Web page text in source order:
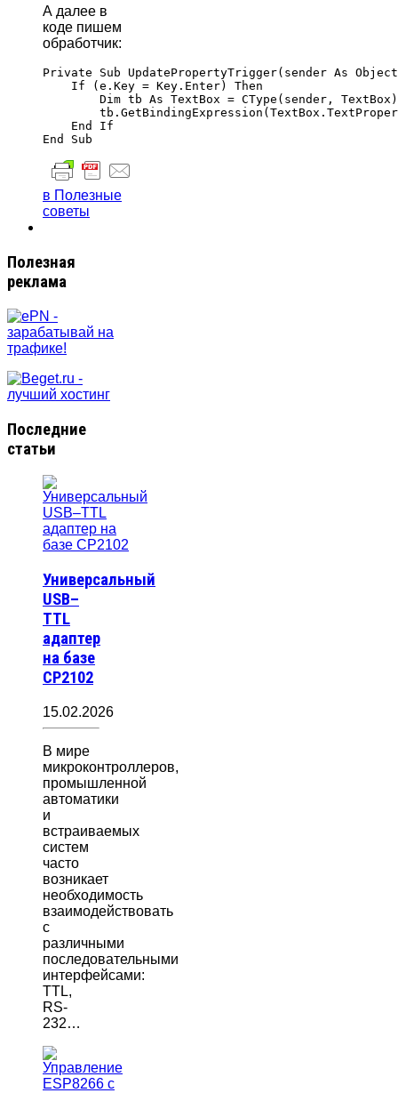
А далее в
коде пишем
обработчик:
Private Sub UpdatePropertyTrigger(sender As
    If (e.Key = Key.Enter) Then
        Dim tb As TextBox = CType(sender, TextBox)
    End If
в Полезные
советы
Полезная
реклама
Последние
статьи
Универсальный
USB–
TTL
адаптер
на базе
CP2102
15.02.2026
В мире
микроконтроллеров,
промышленной
автоматики
и
встраиваемых
систем
часто
возникает
необходимость
взаимодействовать
с
различными
последовательными
интерфейсами:
TTL,
RS-
232…